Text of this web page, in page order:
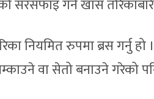
सरसफाइ गर्ने खास
नियमित रुपमा ब्रस
वा सेतो बनाउने गरेको